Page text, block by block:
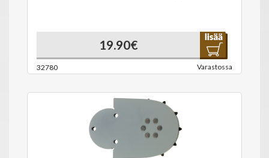
19.90€
32780 Varastossa